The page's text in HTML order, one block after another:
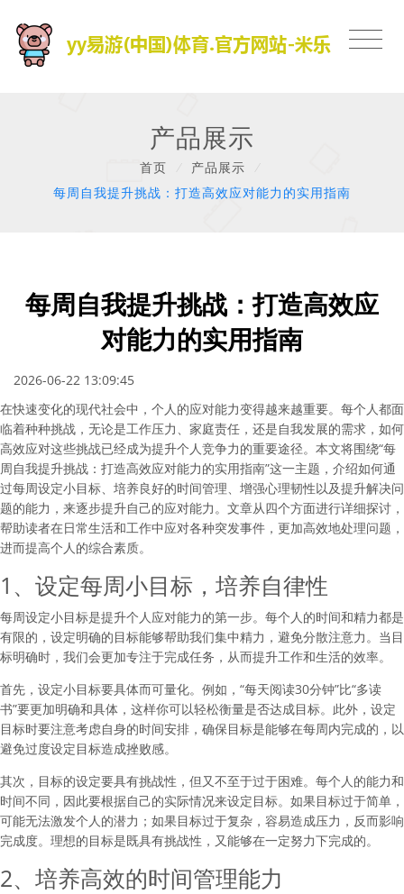
产品展示
首页 产品展示
每周自我提升挑战：打造高效应对能力的实用指南
每周自我提升挑战：打造高效应
对能力的实用指南
2026-06-22 13:09:45
在快速变化的现代社会中，个人的应对能力变得越来越重要。每个人都面
临着种种挑战，无论是工作压力、家庭责任，还是自我发展的需求，如何
高效应对这些挑战已经成为提升个人竞争力的重要途径。本文将围绕“每
周自我提升挑战：打造高效应对能力的实用指南”这一主题，介绍如何通
过每周设定小目标、培养良好的时间管理、增强心理韧性以及提升解决问
题的能力，来逐步提升自己的应对能力。文章从四个方面进行详细探讨，
帮助读者在日常生活和工作中应对各种突发事件，更加高效地处理问题，
进而提高个人的综合素质。
1、设定每周小目标，培养自律性
每周设定小目标是提升个人应对能力的第一步。每个人的时间和精力都是
有限的，设定明确的目标能够帮助我们集中精力，避免分散注意力。当目
标明确时，我们会更加专注于完成任务，从而提升工作和生活的效率。
首先，设定小目标要具体而可量化。例如，“每天阅读30分钟”比“多读
书”要更加明确和具体，这样你可以轻松衡量是否达成目标。此外，设定
目标时要注意考虑自身的时间安排，确保目标是能够在每周内完成的，以
避免过度设定目标造成挫败感。
其次，目标的设定要具有挑战性，但又不至于过于困难。每个人的能力和
时间不同，因此要根据自己的实际情况来设定目标。如果目标过于简单，
可能无法激发个人的潜力；如果目标过于复杂，容易造成压力，反而影响
完成度。理想的目标是既具有挑战性，又能够在一定努力下完成的。
2、培养高效的时间管理能力